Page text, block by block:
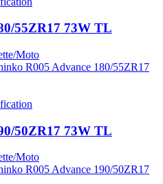
55ZR17 73W TL
Moto
50ZR17 73W TL
Moto